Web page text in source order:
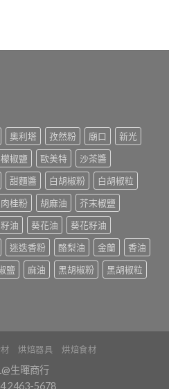
奧利塔 孜然粉 廟口
新光
椒鹽 歐美特
沙茶醬
甜麵醬 白胡椒粉
白胡椒粒
肉桂粉 胡麻油
芥末椒鹽
油 葵花油
葵花籽油
迷迭香粉 酪梨油 金蘭
香油
鹽 麻油 黑胡椒粉
黑胡椒粒
烘焙器具 烘焙食材
生暉商行
2463-5678